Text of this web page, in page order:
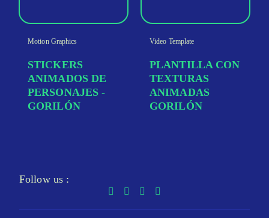
Motion Graphics
STICKERS
ANIMADOS DE
PERSONAJES -
GORILÓN
Video Template
PLANTILLA CON
TEXTURAS
ANIMADAS
GORILÓN
Follow us :